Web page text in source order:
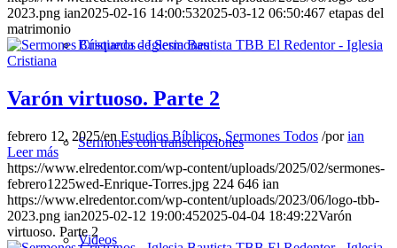
Búsqueda de Sermones
Sermones con transcripciones
Videos
2023.png ian2025-02-16 14:00:532025-03-12 06:50:467 etapas del
matrimonio
Varón virtuoso. Parte 2
febrero 12, 2025/en Estudios Bíblicos, Sermones Todos /porian
Leer más
https://www.elredentor.com/wp-content/uploads/2025/02/sermones-
febrero1225wed-Enrique-Torres.jpg 224 646 ian
https://www.elredentor.com/wp-content/uploads/2023/06/logo-tbb-
2023.png ian2025-02-12 19:00:452025-04-04 18:49:22Varón
virtuoso. Parte 2